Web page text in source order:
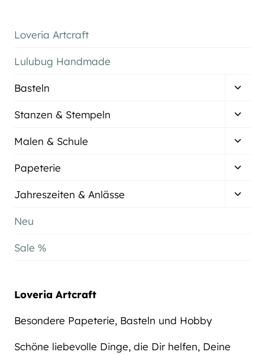
Loveria Artcraft
Lulubug Handmade
Basteln
Stanzen & Stempeln
Malen & Schule
Papeterie
Jahreszeiten & Anlässe
Neu
Sale %
Loveria Artcraft
Besondere Papeterie, Basteln und Hobby
Schöne liebevolle Dinge, die Dir helfen, Deine